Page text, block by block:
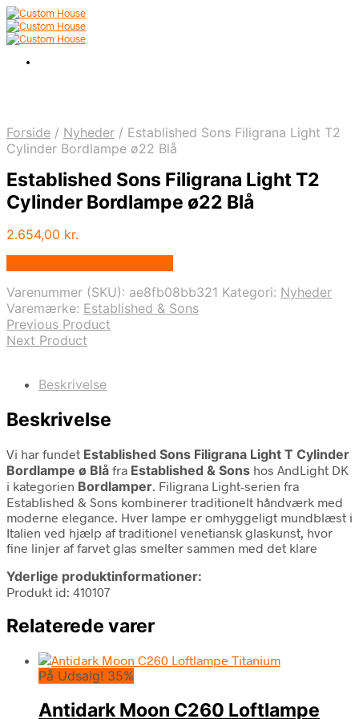
Forside / Nyheder / Established Sons Filigrana Light T2
Cylinder Bordlampe ø22 Blå
Established Sons Filigrana Light T2
Cylinder Bordlampe ø22 Blå
2.654,00 kr.
Varenummer (SKU): ae8fb08bb321 Kategori: Nyheder
Varemærke: Established & Sons
Previous Product
Next Product
Beskrivelse
Beskrivelse
Vi har fundet Established Sons Filigrana Light T Cylinder
Bordlampe ø Blå fra Established & Sons hos AndLight DK
i kategorien Bordlamper. Filigrana Light-serien fra
Established & Sons kombinerer traditionelt håndværk med
moderne elegance. Hver lampe er omhyggeligt mundblæst i
Italien ved hjælp af traditionel venetiansk glaskunst, hvor
fine linjer af farvet glas smelter sammen med det klare
Yderlige produktinformationer:
Produkt id: 410107
Relaterede varer
På Udsalg! 35%
Antidark Moon C260 Loftlampe